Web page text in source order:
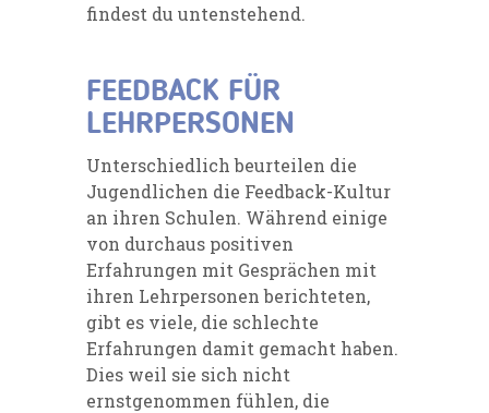
findest du untenstehend.
FEEDBACK FÜR
LEHRPERSONEN
Unterschiedlich beurteilen die
Jugendlichen die Feedback-Kultur
an ihren Schulen. Während einige
von durchaus positiven
Erfahrungen mit Gesprächen mit
ihren Lehrpersonen berichteten,
gibt es viele, die schlechte
Erfahrungen damit gemacht haben.
Dies weil sie sich nicht
ernstgenommen fühlen, die